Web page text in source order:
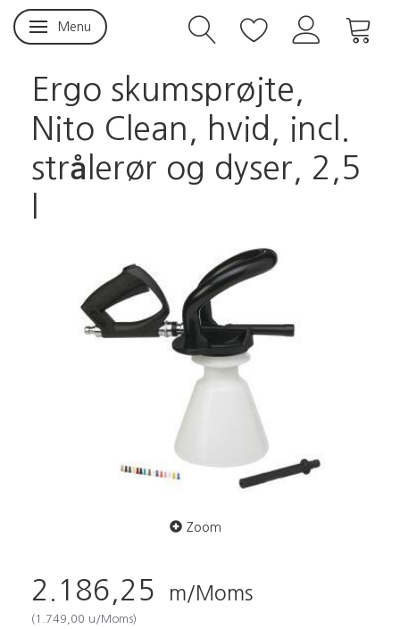
Skifte navigation
Menu
Ergo skumsprøjte,
Nito Clean, hvid, incl.
strålerør og dyser, 2,5
Zoom
2.186,25 m/Moms
(1.749,00 u/Moms)